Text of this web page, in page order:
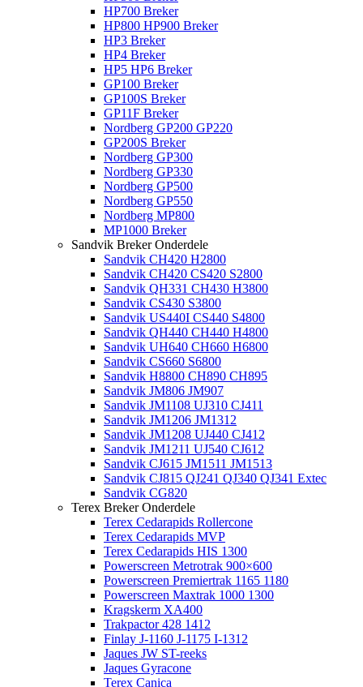
HP700 Breker
HP800 HP900 Breker
HP3 Breker
HP4 Breker
HP5 HP6 Breker
GP100 Breker
GP100S Breker
GP11F Breker
Nordberg GP200 GP220
GP200S Breker
Nordberg GP300
Nordberg GP330
Nordberg GP500
Nordberg GP550
Nordberg MP800
MP1000 Breker
Sandvik Breker Onderdele
Sandvik CH420 H2800
Sandvik CH420 CS420 S2800
Sandvik QH331 CH430 H3800
Sandvik CS430 S3800
Sandvik US440I CS440 S4800
Sandvik QH440 CH440 H4800
Sandvik UH640 CH660 H6800
Sandvik CS660 S6800
Sandvik H8800 CH890 CH895
Sandvik JM806 JM907
Sandvik JM1108 UJ310 CJ411
Sandvik JM1206 JM1312
Sandvik JM1208 UJ440 CJ412
Sandvik JM1211 UJ540 CJ612
Sandvik CJ615 JM1511 JM1513
Sandvik CJ815 QJ241 QJ340 QJ341 Extec
Sandvik CG820
Terex Breker Onderdele
Terex Cedarapids Rollercone
Terex Cedarapids MVP
Terex Cedarapids HIS 1300
Powerscreen Metrotrak 900×600
Powerscreen Premiertrak 1165 1180
Powerscreen Maxtrak 1000 1300
Kragskerm XA400
Trakpactor 428 1412
Finlay J-1160 J-1175 I-1312
Jaques JW ST-reeks
Jaques Gyracone
Terex Canica